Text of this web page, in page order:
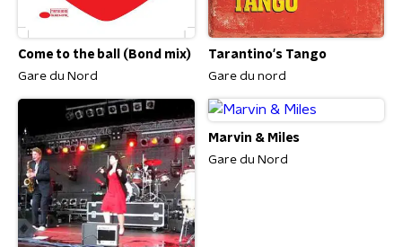
Come to the ball (Bond mix)
Gare du Nord
Tarantino's Tango
Gare du nord
Marvin & Miles
Gare du Nord